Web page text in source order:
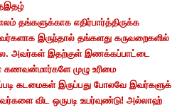
தங்களுக்காக எதிர்பார்த்திருக்க
இருந்தால் தங்களது கருவறைகளில்
அவர்கள் இதற்குள் இணக்கப்பாட்டை
முழு உரிமை
கடமைகள் இருப்பது போலவே இவர்களுக்
விட ஒருபடி உயர்வுண்டு! அல்லாஹ்